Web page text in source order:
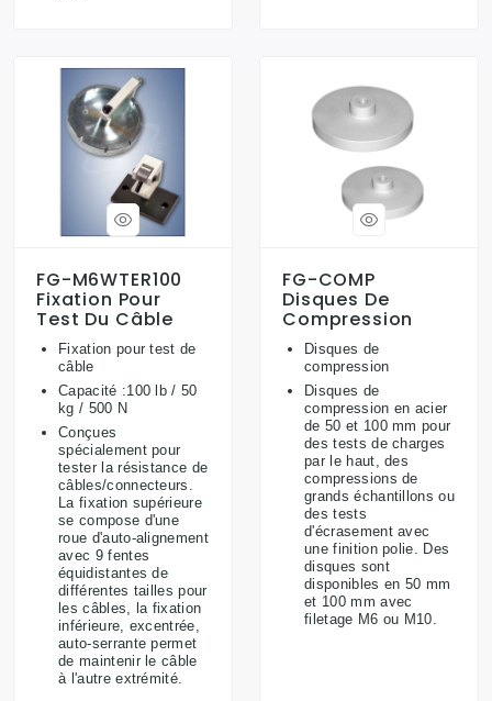
FG-M6WTER100
Fixation Pour
Test Du Câble
Fixation pour test de
câble
Capacité :100 lb / 50
kg / 500 N
Conçues
spécialement pour
tester la résistance de
câbles/connecteurs.
La fixation supérieure
se compose d'une
roue d'auto-alignement
avec 9 fentes
équidistantes de
différentes tailles pour
les câbles, la fixation
inférieure, excentrée,
auto-serrante permet
de maintenir le câble
à l'autre extrémité.
FG-COMP
Disques De
Compression
Disques de
compression
Disques de
compression en acier
de 50 et 100 mm pour
des tests de charges
par le haut, des
compressions de
grands échantillons ou
des tests
d'écrasement avec
une finition polie. Des
disques sont
disponibles en 50 mm
et 100 mm avec
filetage M6 ou M10.